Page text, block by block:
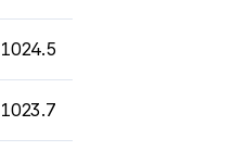
1024.5
1023.7